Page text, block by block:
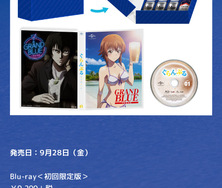
発売日：9月28日（金）
Blu-ray＜初回限定版＞